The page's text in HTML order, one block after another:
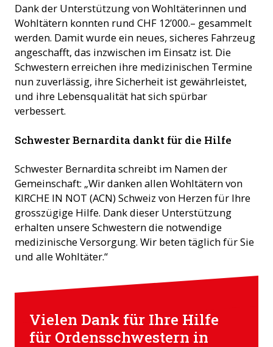
Dank der Unterstützung von Wohltäterinnen und
Wohltätern konnten rund CHF 12’000.– gesammelt
werden. Damit wurde ein neues, sicheres Fahrzeug
angeschafft, das inzwischen im Einsatz ist. Die
Schwestern erreichen ihre medizinischen Termine
nun zuverlässig, ihre Sicherheit ist gewährleistet,
und ihre Lebensqualität hat sich spürbar
verbessert.
Schwester Bernardita dankt für die Hilfe
Schwester Bernardita schreibt im Namen der
Gemeinschaft: „Wir danken allen Wohltätern von
KIRCHE IN NOT (ACN) Schweiz von Herzen für Ihre
grosszügige Hilfe. Dank dieser Unterstützung
erhalten unsere Schwestern die notwendige
medizinische Versorgung. Wir beten täglich für Sie
und alle Wohltäter.“
Vielen Dank für Ihre Hilfe
für Ordensschwestern in